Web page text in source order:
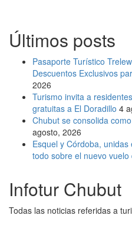
Últimos posts
Pasaporte Turístico
Descuentos Exclusivos
2026
Turismo invita a
gratuitas a El Doradillo 4
Chubut se consolida
agosto, 2026
Esquel y Córdoba,
todo sobre el nuevo vuelo
Infotur Chubut
Todas las noticias referidas a